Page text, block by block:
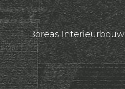
Boreas Interieurbouw